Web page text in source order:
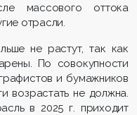
массового оттока
отрасли.
не растут, так как
По совокупности
и бумажников
возрастать не должна.
в 2025 г. приходит